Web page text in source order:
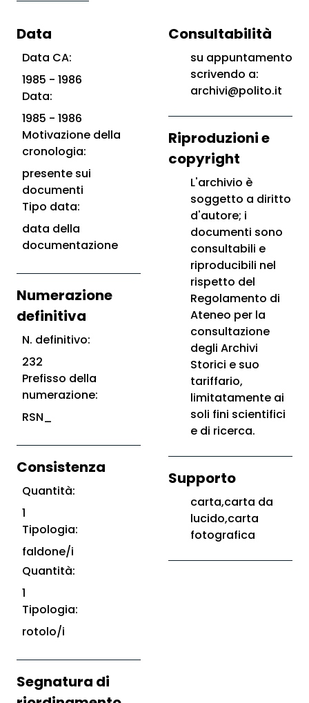
Data
Data CA:
1985 - 1986
Data:
1985 - 1986
Motivazione della
cronologia:
presente sui
documenti
Tipo data:
data della
documentazione
Numerazione
definitiva
N. definitivo:
232
Prefisso della
numerazione:
RSN_
Consistenza
Quantità:
1
Tipologia:
faldone/i
Quantità:
1
Tipologia:
rotolo/i
Segnatura di
Consultabilità
su appuntamento
scrivendo a:
archivi@polito.it
Riproduzioni e
copyright
L'archivio è
soggetto a diritto
d'autore; i
documenti sono
consultabili e
riproducibili nel
rispetto del
Regolamento di
Ateneo per la
consultazione
degli Archivi
Storici e suo
tariffario,
limitatamente ai
soli fini scientifici
e di ricerca.
Supporto
carta,carta da
lucido,carta
fotografica